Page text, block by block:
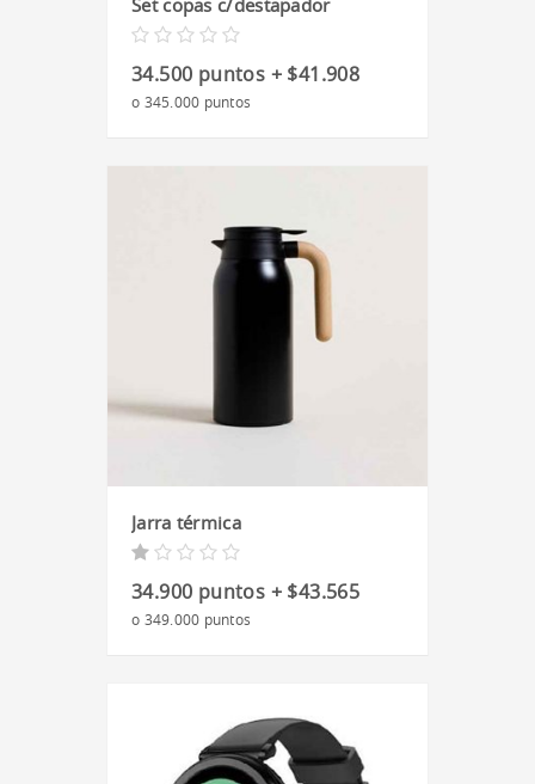
Set copas c/destapador
34.500 puntos + $41.908
o 345.000 puntos
Jarra térmica
34.900 puntos + $43.565
o 349.000 puntos